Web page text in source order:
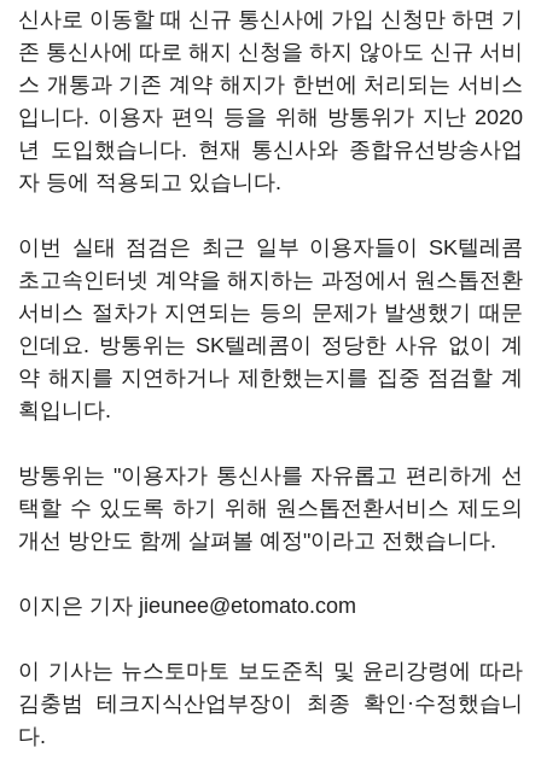
신사로 이동할 때 신규 통신사에 가입 신청만 하면 기
존 통신사에 따로 해지 신청을 하지 않아도 신규 서비
스 개통과 기존 계약 해지가 한번에 처리되는 서비스
입니다. 이용자 편익 등을 위해 방통위가 지난 2020
년 도입했습니다. 현재 통신사와 종합유선방송사업
자 등에 적용되고 있습니다.
이번 실태 점검은 최근 일부 이용자들이 SK텔레콤
초고속인터넷 계약을 해지하는 과정에서 원스톱전환
서비스 절차가 지연되는 등의 문제가 발생했기 때문
인데요. 방통위는 SK텔레콤이 정당한 사유 없이 계
약 해지를 지연하거나 제한했는지를 집중 점검할 계
획입니다.
방통위는 "이용자가 통신사를 자유롭고 편리하게 선
택할 수 있도록 하기 위해 원스톱전환서비스 제도의
개선 방안도 함께 살펴볼 예정"이라고 전했습니다.
이지은 기자 jieunee@etomato.com
이 기사는 뉴스토마토 보도준칙 및 윤리강령에 따라
김충범 테크지식산업부장이 최종 확인·수정했습니
다.